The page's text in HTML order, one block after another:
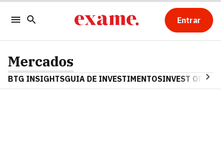
Entrar
Mercados
BTG INSIGHTSGUIA DE INVESTIMENTOSINVEST OPINA